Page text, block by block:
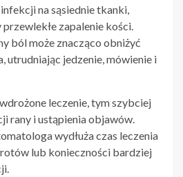
na sąsiednie tkanki,
zapalenie kości.
ból może znacząco obniżyć
utrudniając jedzenie, mówienie i
leczenie, tym szybciej
rany i ustąpienia objawów.
wydłuża czas leczenia
lub konieczności bardziej